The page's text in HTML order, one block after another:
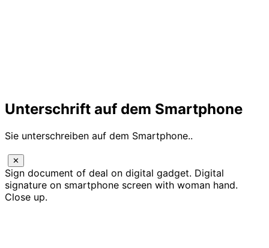
Unterschrift auf dem Smartphone
Sie unterschreiben auf dem Smartphone..
✕
Sign document of deal on digital gadget. Digital
signature on smartphone screen with woman hand.
Close up.